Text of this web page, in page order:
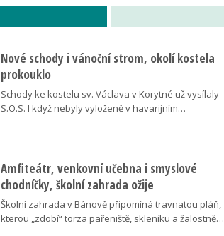
Nové schody i vánoční strom, okolí kostela
prokouklo
Schody ke kostelu sv. Václava v Korytné už vysílaly
S.O.S. I když nebyly vyloženě v havarijním…
Amfiteátr, venkovní učebna i smyslové
chodníčky, školní zahrada ožije
Školní zahrada v Bánově připomíná travnatou pláň,
kterou „zdobí“ torza pařeniště, skleníku a žalostně…